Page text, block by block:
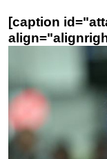
[caption